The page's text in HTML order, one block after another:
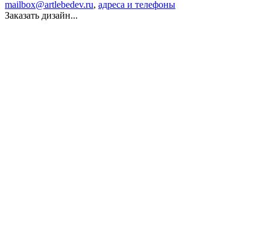
mailbox@artlebedev.ru, адреса и телефоны
Заказать дизайн...